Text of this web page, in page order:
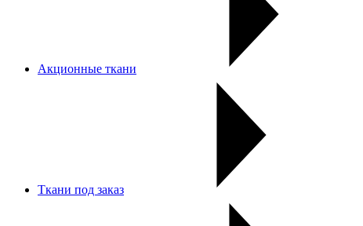
Акционные ткани
Ткани под заказ